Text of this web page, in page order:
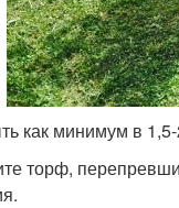
как минимум в
торф,